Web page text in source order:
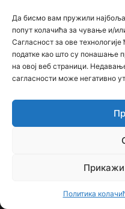
Да бисмо вам пружили најбоља
попут колачића за чување и/
Сагласност за ове
податке као што су понашање
на овој веб страници.
сагласности може негативно
Политика
утицајем ни једне политичке
профитабилан, заснива се
Унесите